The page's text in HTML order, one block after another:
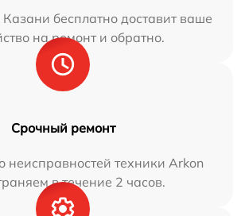
бесплатно доставит ваше
на ремонт и обратно.
Срочный ремонт
неисправностей техники Arkon
в течение 2 часов.